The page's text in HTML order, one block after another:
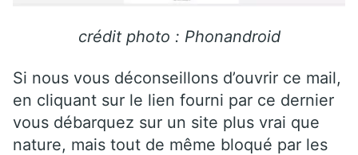
crédit photo : Phonandroid
Si nous vous déconseillons d’ouvrir ce mail,
en cliquant sur le lien fourni par ce dernier
vous débarquez sur un site plus vrai que
nature, mais tout de même bloqué par les